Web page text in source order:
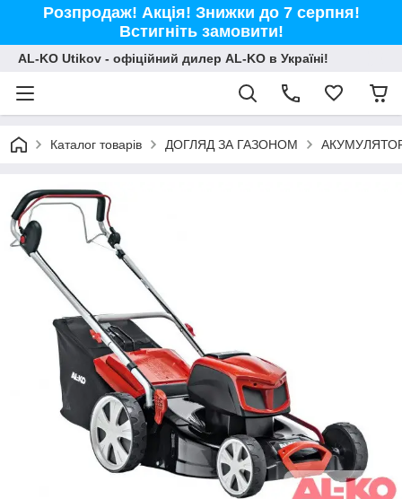
Розпродаж! Акція! Знижки до 7 серпня!
Встигніть замовити!
AL-KO Utikov - офіційний дилер AL-KO в Україні!
Каталог товарів ДОГЛЯД ЗА ГАЗОНОМ